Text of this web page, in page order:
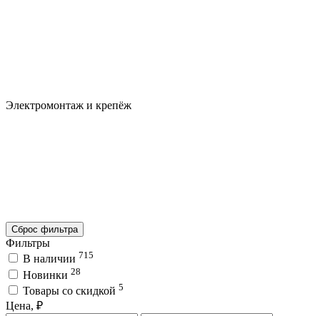
Электромонтаж и крепёж
Сброс фильтра
Фильтры
В наличии 715
Новинки 28
Товары со скидкой 5
Цена, ₽